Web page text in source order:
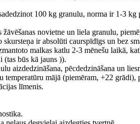
100 kg granulu, norma ir 1-3
žāvēšanas novietne un liela granulu,
ir absolūti caurspīdīgs un bez
malkas katlu 2-3 mēnešu laikā,
(tas būs kā jauns )).
aizdedzināšana, pēcdedzināšana un
temperatūru mājā (piemēram, +22 grādi),
līmenis.